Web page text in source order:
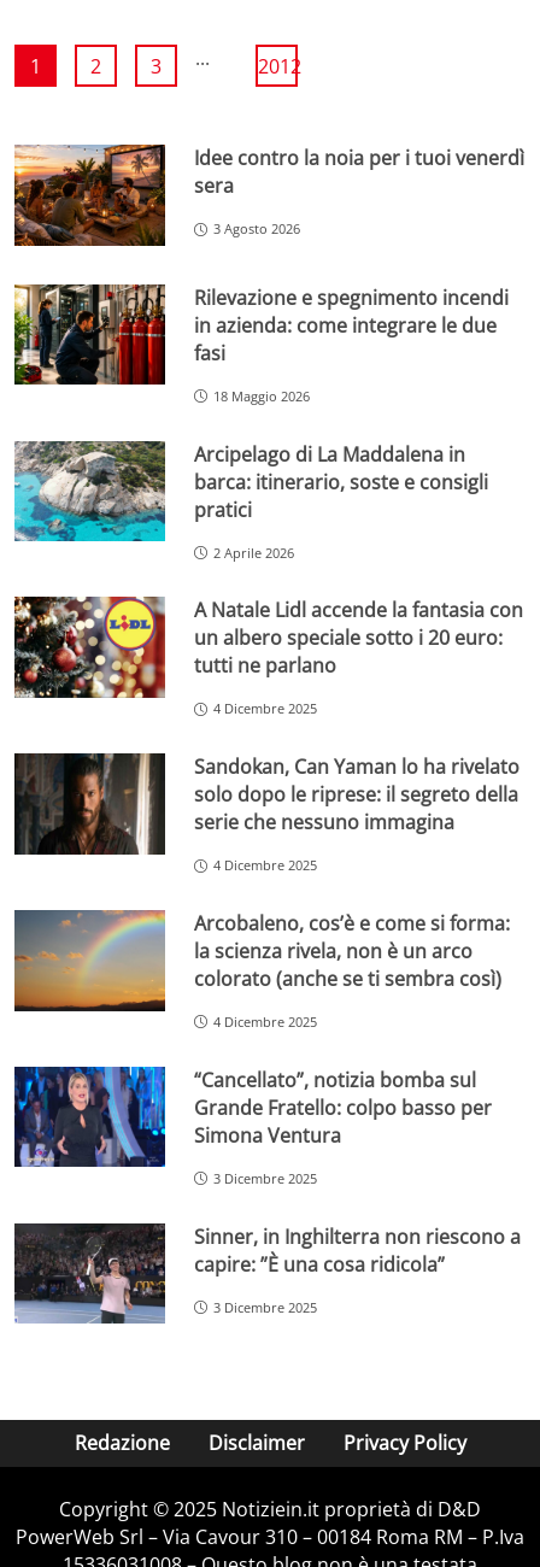
1 2 3 ... 2012
Idee contro la noia per i tuoi venerdì
sera
3 Agosto 2026
Rilevazione e spegnimento incendi
in azienda: come integrare le due
fasi
18 Maggio 2026
Arcipelago di La Maddalena in
barca: itinerario, soste e consigli
pratici
2 Aprile 2026
A Natale Lidl accende la fantasia con
un albero speciale sotto i 20 euro:
tutti ne parlano
4 Dicembre 2025
Sandokan, Can Yaman lo ha rivelato
solo dopo le riprese: il segreto della
serie che nessuno immagina
4 Dicembre 2025
Arcobaleno, cos’è e come si forma:
la scienza rivela, non è un arco
colorato (anche se ti sembra così)
4 Dicembre 2025
“Cancellato”, notizia bomba sul
Grande Fratello: colpo basso per
Simona Ventura
3 Dicembre 2025
Sinner, in Inghilterra non riescono a
capire: ”È una cosa ridicola”
3 Dicembre 2025
Redazione Disclaimer Privacy Policy
Copyright © 2025 Notiziein.it proprietà di D&D
PowerWeb Srl – Via Cavour 310 – 00184 Roma RM – P.Iva